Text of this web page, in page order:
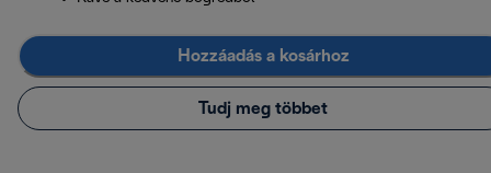
Hozzáadás a kosárhoz
Tudj meg többet